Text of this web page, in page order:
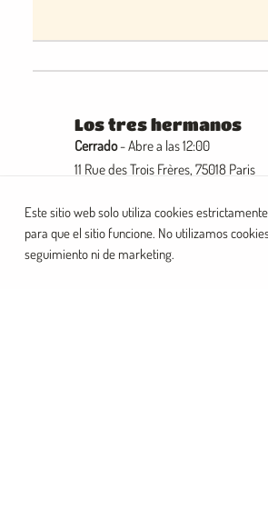
Los tres hermanos
Cerrado- Abre a las 12:00
11 Rue des Trois Frères, 75018 Paris
Este sitio web solo utiliza cookies
para que el sitio funcione. No utilizamos
seguimiento ni de marketing.